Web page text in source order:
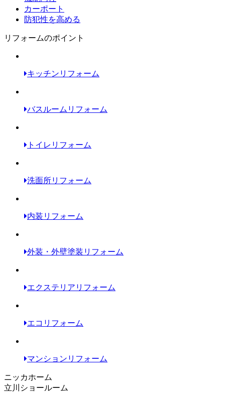
カーポート
防犯性を高める
リフォームのポイント
キッチンリフォーム
バスルームリフォーム
トイレリフォーム
洗面所リフォーム
内装リフォーム
外装・外壁塗装リフォーム
エクステリアリフォーム
エコリフォーム
マンションリフォーム
ニッカホーム
立川ショールーム